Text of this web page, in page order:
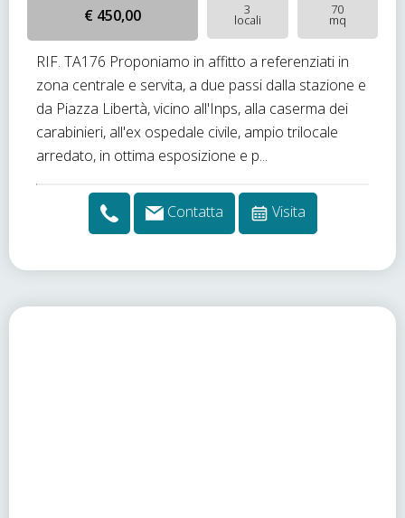
€ 450,00 3
locali
70
mq
RIF. TA176 Proponiamo in affitto a referenziati in
zona centrale e servita, a due passi dalla stazione e
da Piazza Libertà, vicino all'Inps, alla caserma dei
carabinieri, all'ex ospedale civile, ampio trilocale
arredato, in ottima esposizione e p...
Contatta Visita